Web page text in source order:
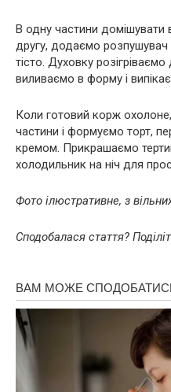
В одну частини домішувати
другу, додаємо
тісто. Духовку розігріваємо
виливаємо в форму і
Коли готовий корж
частини і формуємо торт,
кремом. Прикрашаємо
холодильник на ніч для
Фото ілюстративне, з
Сподобалася стаття?